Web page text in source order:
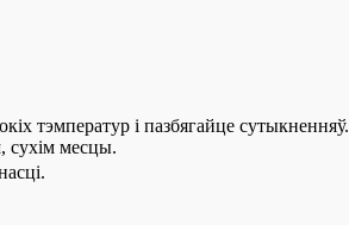
тэмператур і пазбягайце сутыкненняў.
сухім месцы.